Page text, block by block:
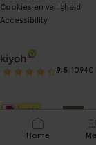
Cookies en veiligheid
Accessibility
9.5
Home